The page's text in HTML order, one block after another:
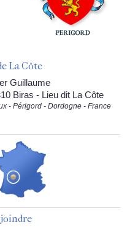
La Côte
Guillaume
Biras - Lieu dit La Côte
- Périgord - Dordogne - France